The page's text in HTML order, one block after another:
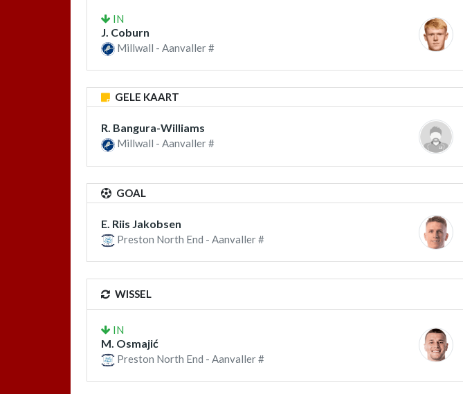
IN
J. Coburn
Millwall - Aanvaller #
GELE KAART
R. Bangura-Williams
Millwall - Aanvaller #
GOAL
E. Riis Jakobsen
Preston North End - Aanvaller #
WISSEL
IN
M. Osmajić
Preston North End - Aanvaller #